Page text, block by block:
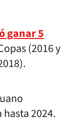
ganar 5
(2016 y
hasta 2024.